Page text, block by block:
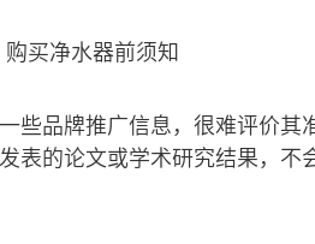
品牌推广信息，很难评价其
表的论文或学术研究结果，不